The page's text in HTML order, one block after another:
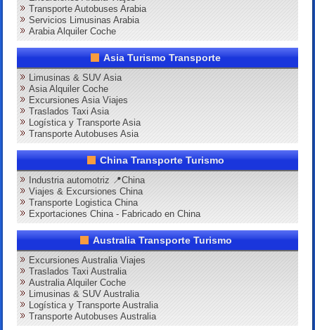
Transporte Autobuses Arabia
Servicios Limusinas Arabia
Arabia Alquiler Coche
Asia Turismo Transporte
Limusinas & SUV Asia
Asia Alquiler Coche
Excursiones Asia Viajes
Traslados Taxi Asia
Logística y Transporte Asia
Transporte Autobuses Asia
China Transporte Turismo
Industria automotriz 📍China
Viajes & Excursiones China
Transporte Logistica China
Exportaciones China - Fabricado en China
Australia Transporte Turismo
Excursiones Australia Viajes
Traslados Taxi Australia
Australia Alquiler Coche
Limusinas & SUV Australia
Logística y Transporte Australia
Transporte Autobuses Australia